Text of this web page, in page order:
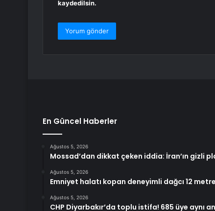
kaydedilsin.
En Güncel Haberler
Ağustos 5, 2026
Mossad’dan dikkat çeken iddia: İran’ın gizli
Ağustos 5, 2026
Emniyet halatı kopan deneyimli dağcı 12
Ağustos 5, 2026
CHP Diyarbakır’da toplu istifa! 685 üye aynı